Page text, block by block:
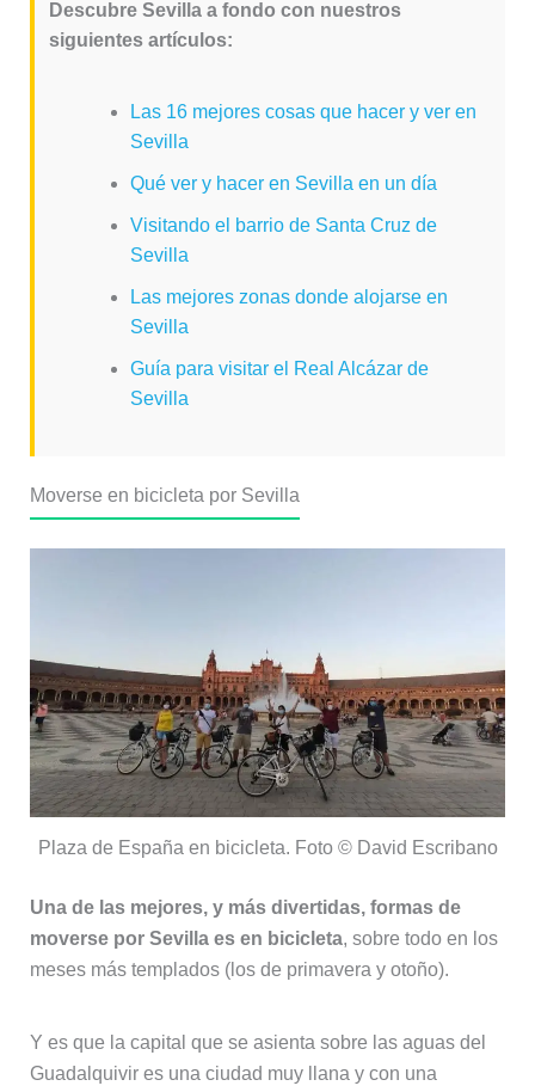
Descubre Sevilla a fondo con nuestros
siguientes artículos:
Las 16 mejores cosas que hacer y ver en
Sevilla
Qué ver y hacer en Sevilla en un día
Visitando el barrio de Santa Cruz de
Sevilla
Las mejores zonas donde alojarse en
Sevilla
Guía para visitar el Real Alcázar de
Sevilla
Moverse en bicicleta por Sevilla
Plaza de España en bicicleta. Foto © David Escribano
Una de las mejores, y más divertidas, formas de
moverse por Sevilla es en bicicleta, sobre todo en los
meses más templados (los de primavera y otoño).
Y es que la capital que se asienta sobre las aguas del
Guadalquivir es una ciudad muy llana y con una